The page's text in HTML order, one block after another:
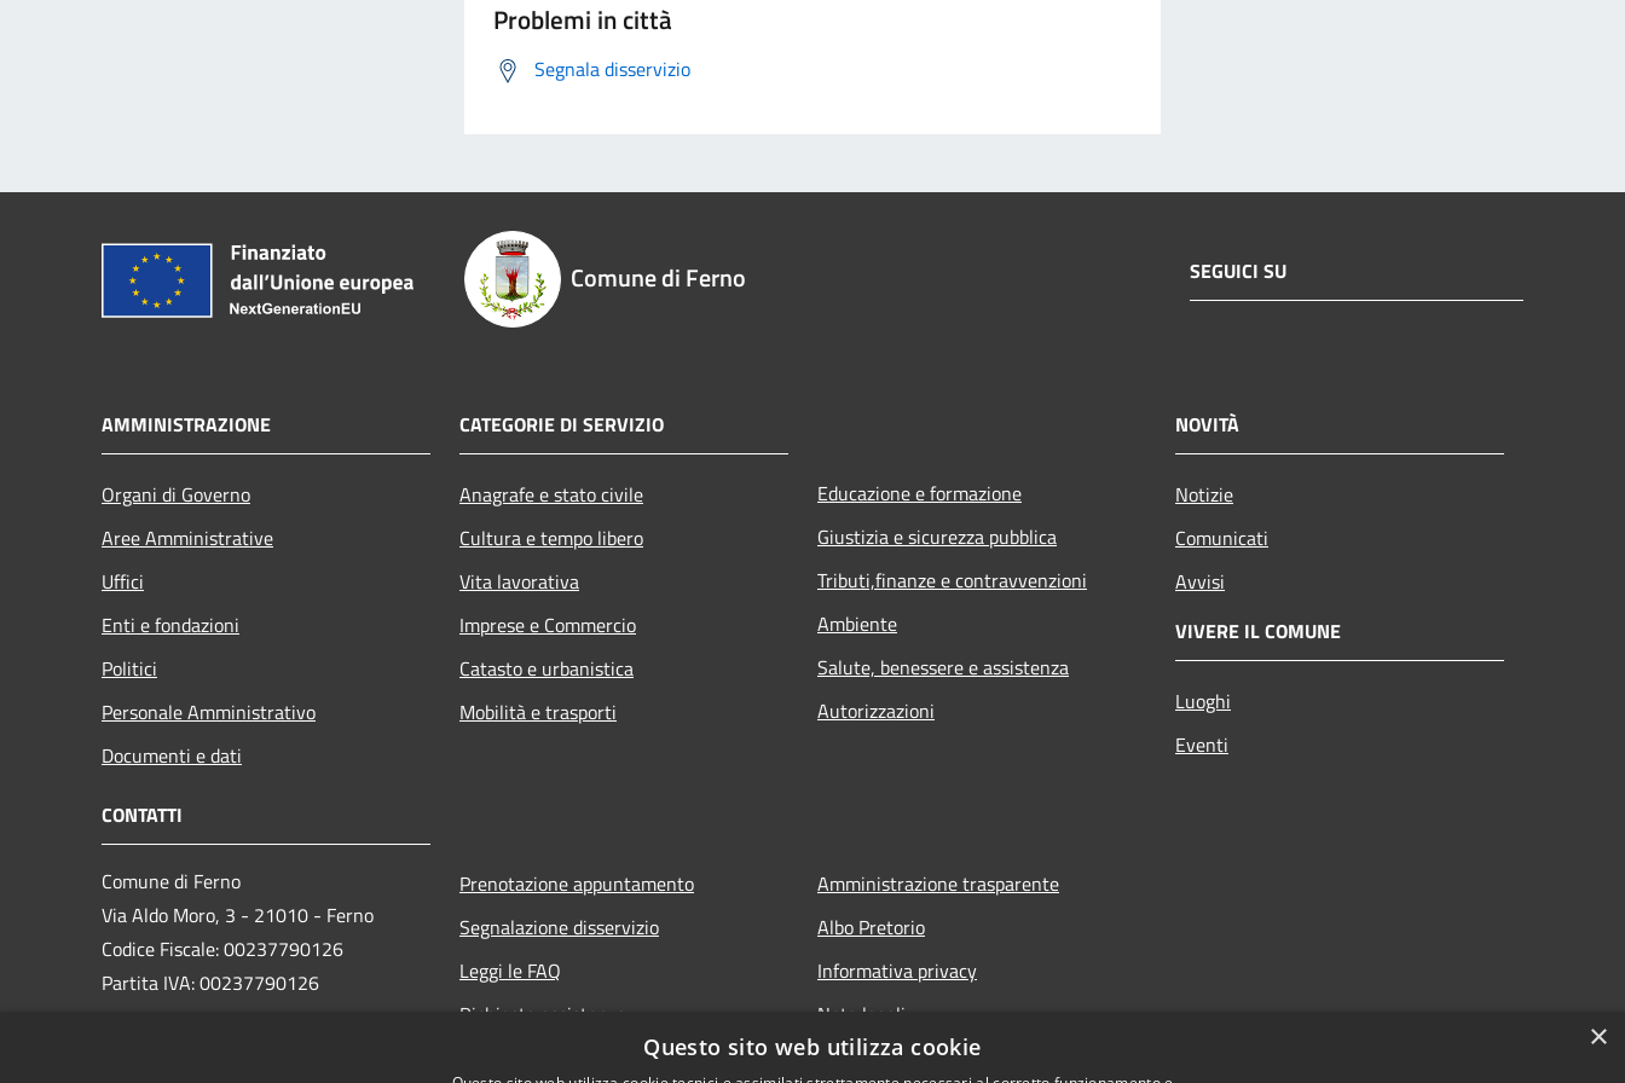
Problemi in città
Segnala disservizio
Comune di Ferno SEGUICI SU
AMMINISTRAZIONE
Organi di Governo
Aree Amministrative
Uffici
Enti e fondazioni
Politici
Personale Amministrativo
Documenti e dati
CATEGORIE DI SERVIZIO
Anagrafe e stato civile
Cultura e tempo libero
Vita lavorativa
Imprese e Commercio
Catasto e urbanistica
Mobilità e trasporti
Educazione e formazione
Giustizia e sicurezza pubblica
Tributi,finanze e contravvenzioni
Ambiente
Salute, benessere e assistenza
Autorizzazioni
NOVITÀ
Notizie
Comunicati
Avvisi
VIVERE IL COMUNE
Luoghi
Eventi
CONTATTI
Comune di Ferno
Via Aldo Moro, 3 - 21010 - Ferno
Codice Fiscale: 00237790126
Partita IVA: 00237790126
Prenotazione appuntamento
Segnalazione disservizio
Leggi le FAQ
Richiesta assistenza
Amministrazione trasparente
Albo Pretorio
Informativa privacy
Note legali
Dichiarazione di accessibilità
×
Questo sito web utilizza cookie